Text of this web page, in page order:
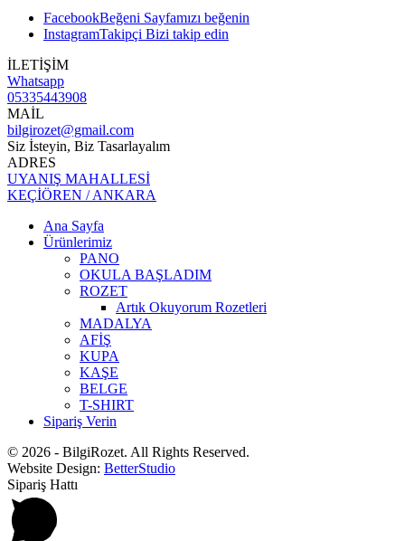
FacebookBeğeni Sayfamızı beğenin
InstagramTakipçi Bizi takip edin
İLETİŞİM
Whatsapp
05335443908
MAİL
bilgirozet@gmail.com
Siz İsteyin, Biz Tasarlayalım
ADRES
UYANIŞ MAHALLESİ
KEÇİÖREN / ANKARA
Ana Sayfa
Ürünlerimiz
PANO
OKULA BAŞLADIM
ROZET
Artık Okuyorum Rozetleri
MADALYA
AFİŞ
KUPA
KAŞE
BELGE
T-SHIRT
Sipariş Verin
© 2026 - BilgiRozet. All Rights Reserved.
Website Design: BetterStudio
Sipariş Hattı